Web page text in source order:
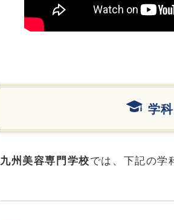
学
九州美容専門学校では、下記の学